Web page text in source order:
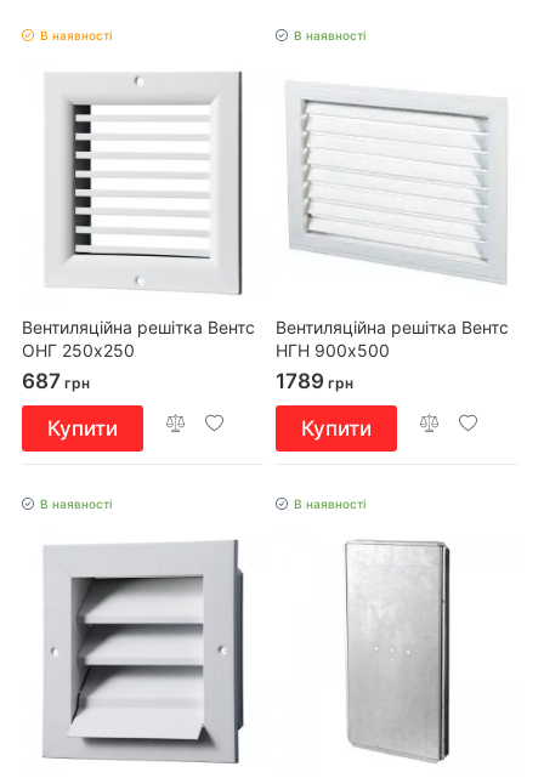
В наявності
Вентиляційна решітка Вентс
ОНГ 250х250
687 грн
Купити
В наявності
Вентиляційна решітка Вентс
НГН 900х500
1789 грн
Купити
В наявності В наявності